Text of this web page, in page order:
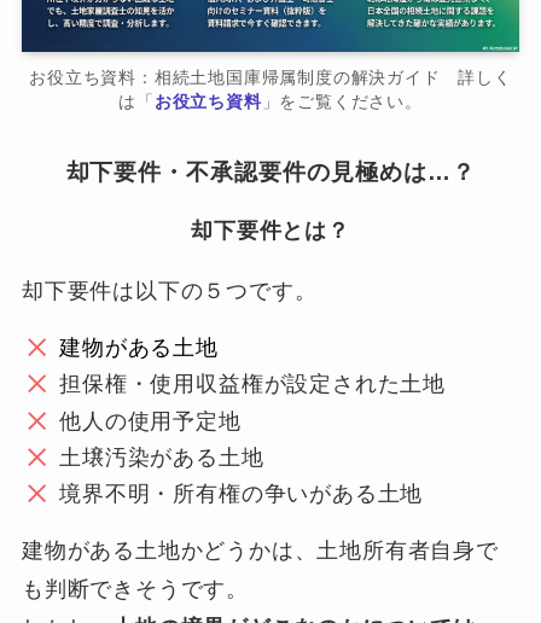
お役立ち資料：相続土地国庫帰属制度の解決ガイド 詳しく
は「 お役立ち資料」をご覧ください。
却下要件・不承認要件の見極めは…？
却下要件とは？
却下要件は以下の５つです。
建物がある土地
担保権・使用収益権が設定された土地
他人の使用予定地
土壌汚染がある土地
境界不明・所有権の争いがある土地
建物がある土地かどうかは、土地所有者自身で
も判断できそうです。